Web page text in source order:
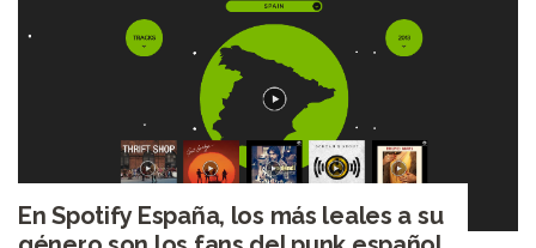
En Spotify España, los más leales a su